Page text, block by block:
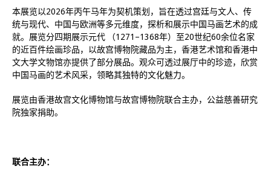
本展览以2026年丙午马年为契机策划，旨在透过宫廷与文人、传
统与现代、中国与欧洲等多元维度，探析和展示中国马画艺术的成
就。展览分四期展示元代 （1271–1368年）至20世纪60余位名家
的近百件绘画珍品，以故宫博物院藏品为主，香港艺术馆和香港中
文大学文物馆亦提供了部分展品。观众可透过展厅中的珍迹，欣赏
中国马画的艺术风采，领略其独特的文化魅力。
展览由香港故宫文化博物馆与故宫博物院联合主办，公益慈善研究
院独家捐助。
联合主办：